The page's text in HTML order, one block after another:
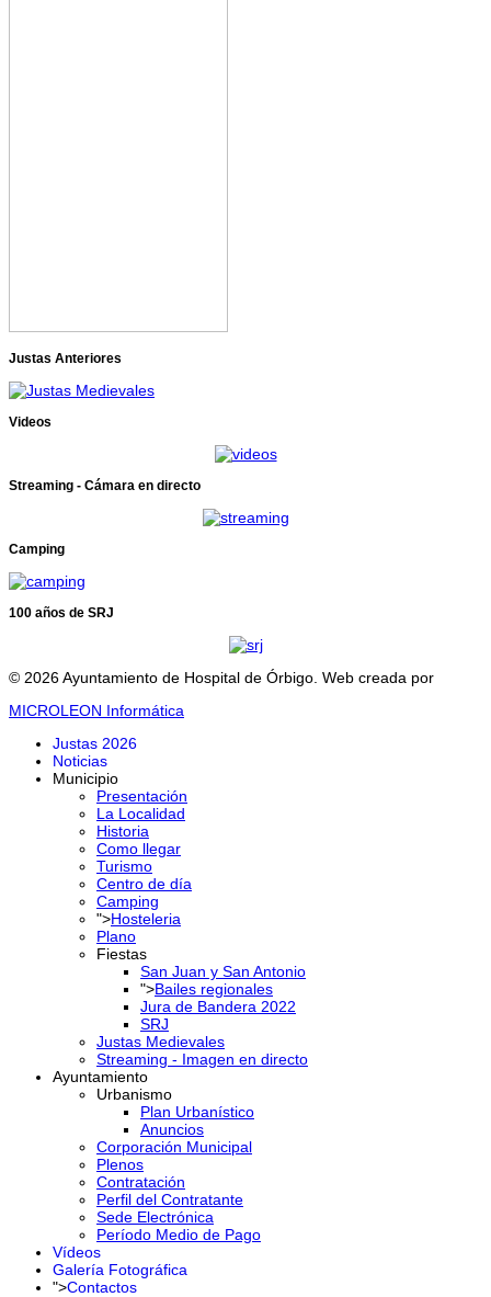
Justas Anteriores
Videos
Streaming - Cámara en directo
Camping
100 años de SRJ
© 2026 Ayuntamiento de Hospital de Órbigo. Web creada por
MICROLEON Informática
Justas 2026
Noticias
Municipio
Presentación
La Localidad
Historia
Como llegar
Turismo
Centro de día
Camping
">Hosteleria
Plano
Fiestas
San Juan y San Antonio
">Bailes regionales
Jura de Bandera 2022
SRJ
Justas Medievales
Streaming - Imagen en directo
Ayuntamiento
Urbanismo
Plan Urbanístico
Anuncios
Corporación Municipal
Plenos
Contratación
Perfil del Contratante
Sede Electrónica
Período Medio de Pago
Vídeos
Galería Fotográfica
">Contactos